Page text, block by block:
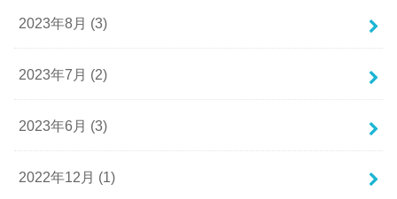
2023年8月 (3)
2023年7月 (2)
2023年6月 (3)
2022年12月 (1)